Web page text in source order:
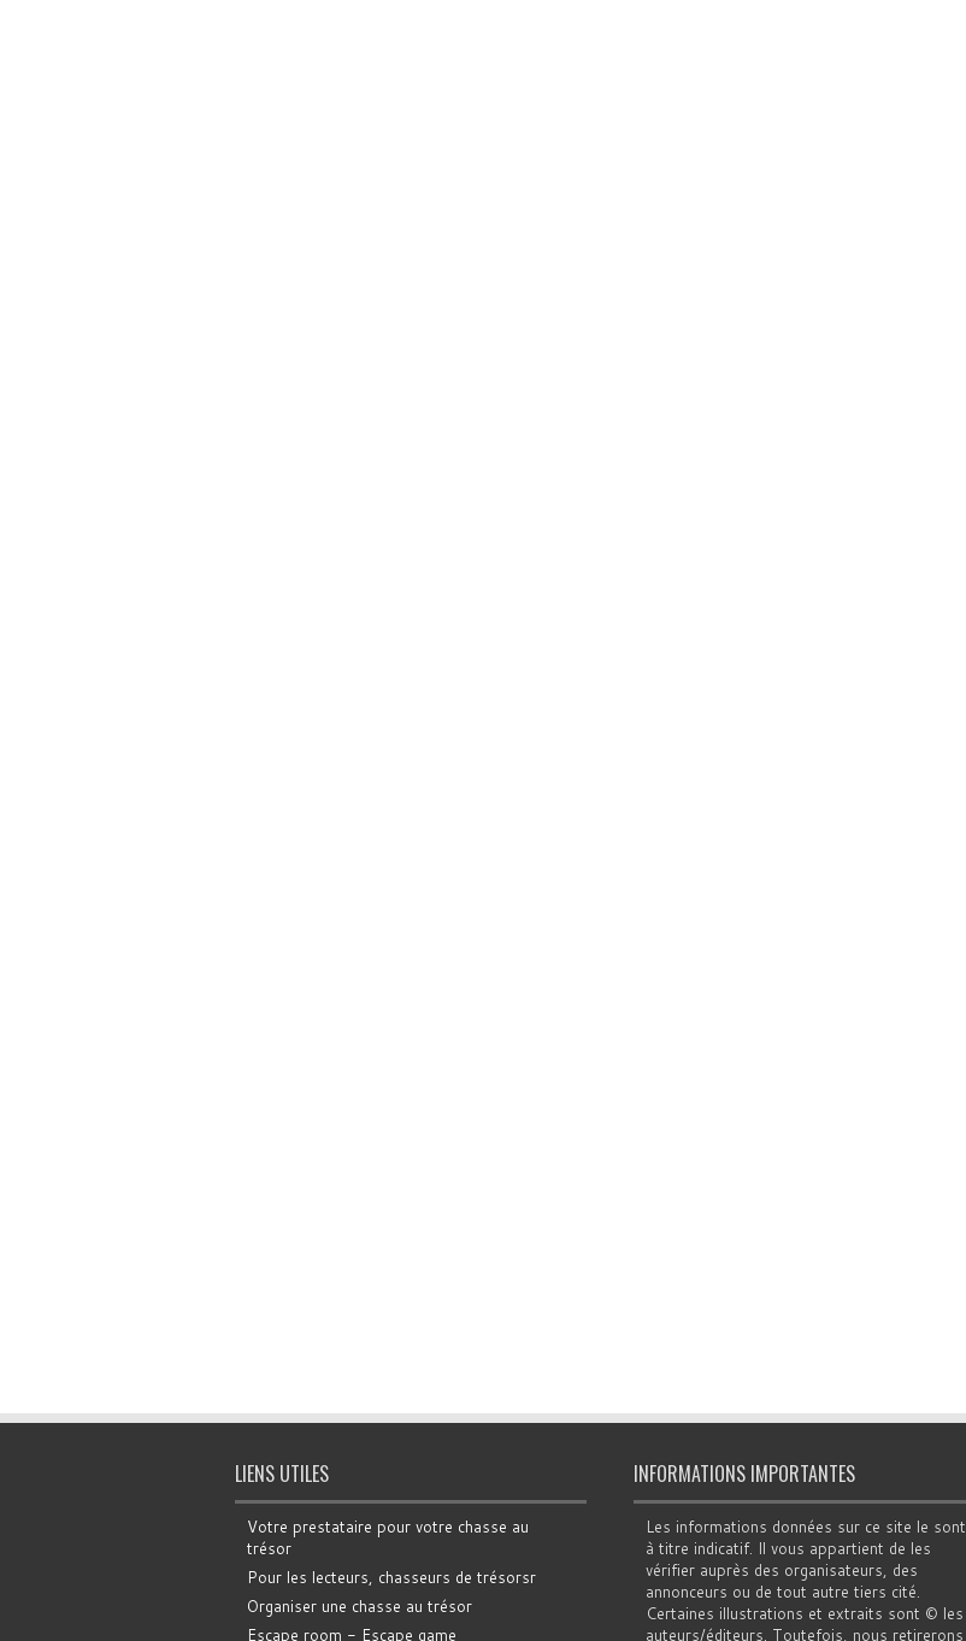
LIENS UTILES
Votre prestataire pour votre chasse au
trésor
Pour les lecteurs, chasseurs de trésorsr
Organiser une chasse au trésor
Escape room - Escape game
INFORMATIONS IMPORTANTES
Les informations données sur ce site le sont
à titre indicatif. Il vous appartient de les
vérifier auprès des organisateurs, des
annonceurs ou de tout autre tiers cité.
Certaines illustrations et extraits sont © les
auteurs/éditeurs. Toutefois, nous retirerons